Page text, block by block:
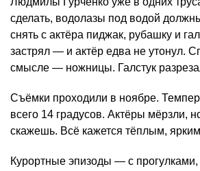
сделать, водолазы под водой
снять с актёра пиджак, рубашку и
застрял — и актёр едва не утонул.
смысле — ножницы. Галстук
Съёмки проходили в ноябре.
всего 14 градусов. Актёры мёрзли,
скажешь. Всё кажется тёплым,
Курортные эпизоды — с